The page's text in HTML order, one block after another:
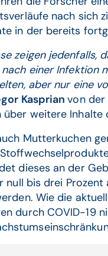
nach sich
in der bereits
zeigen
nach einer
aber nur eine
Kasprianvon der
über weitere
Mutterkuchen
dieses an der
null bis drei
Wie die
durch COVID-19